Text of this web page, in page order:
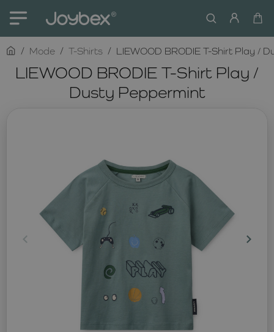
LIEWOOD BRODIE T-Shirt Play /
Dusty Peppermint
homeMode T-Shirts LIEWOOD BRODIE T-Shirt Play /